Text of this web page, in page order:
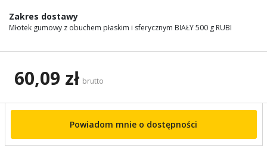
Zakres dostawy
Młotek gumowy z obuchem płaskim i sferycznym BIAŁY 500 g RUBI
60,09 zł brutto
Powiadom mnie o dostępności